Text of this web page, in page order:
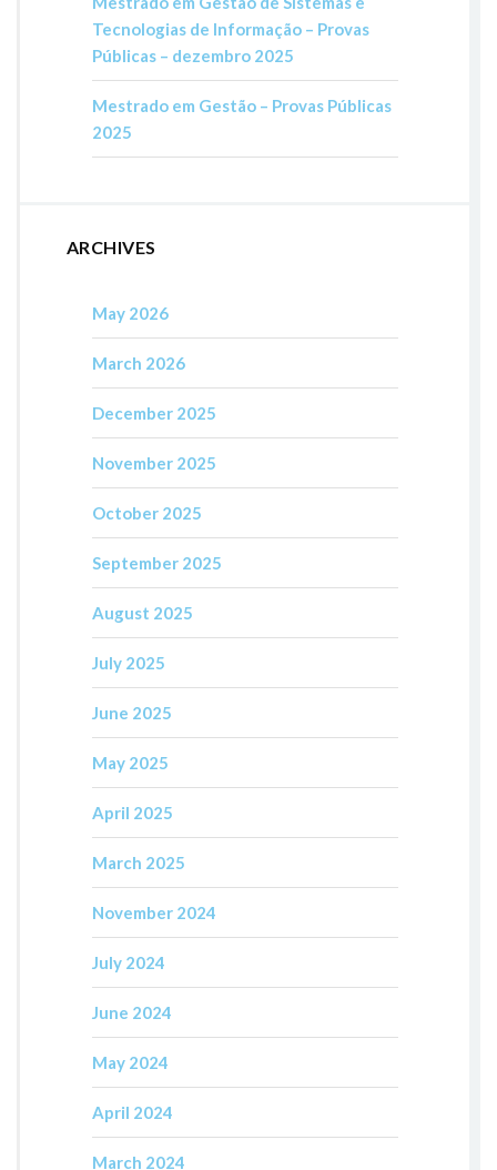
Tecnologias de Informação – Provas
Públicas – dezembro 2025
Mestrado em Gestão – Provas Públicas
2025
ARCHIVES
May 2026
March 2026
December 2025
November 2025
October 2025
September 2025
August 2025
July 2025
June 2025
May 2025
April 2025
March 2025
November 2024
July 2024
June 2024
May 2024
April 2024
March 2024